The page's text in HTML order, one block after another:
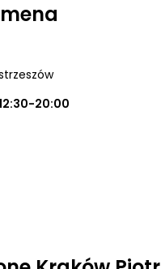
20:00